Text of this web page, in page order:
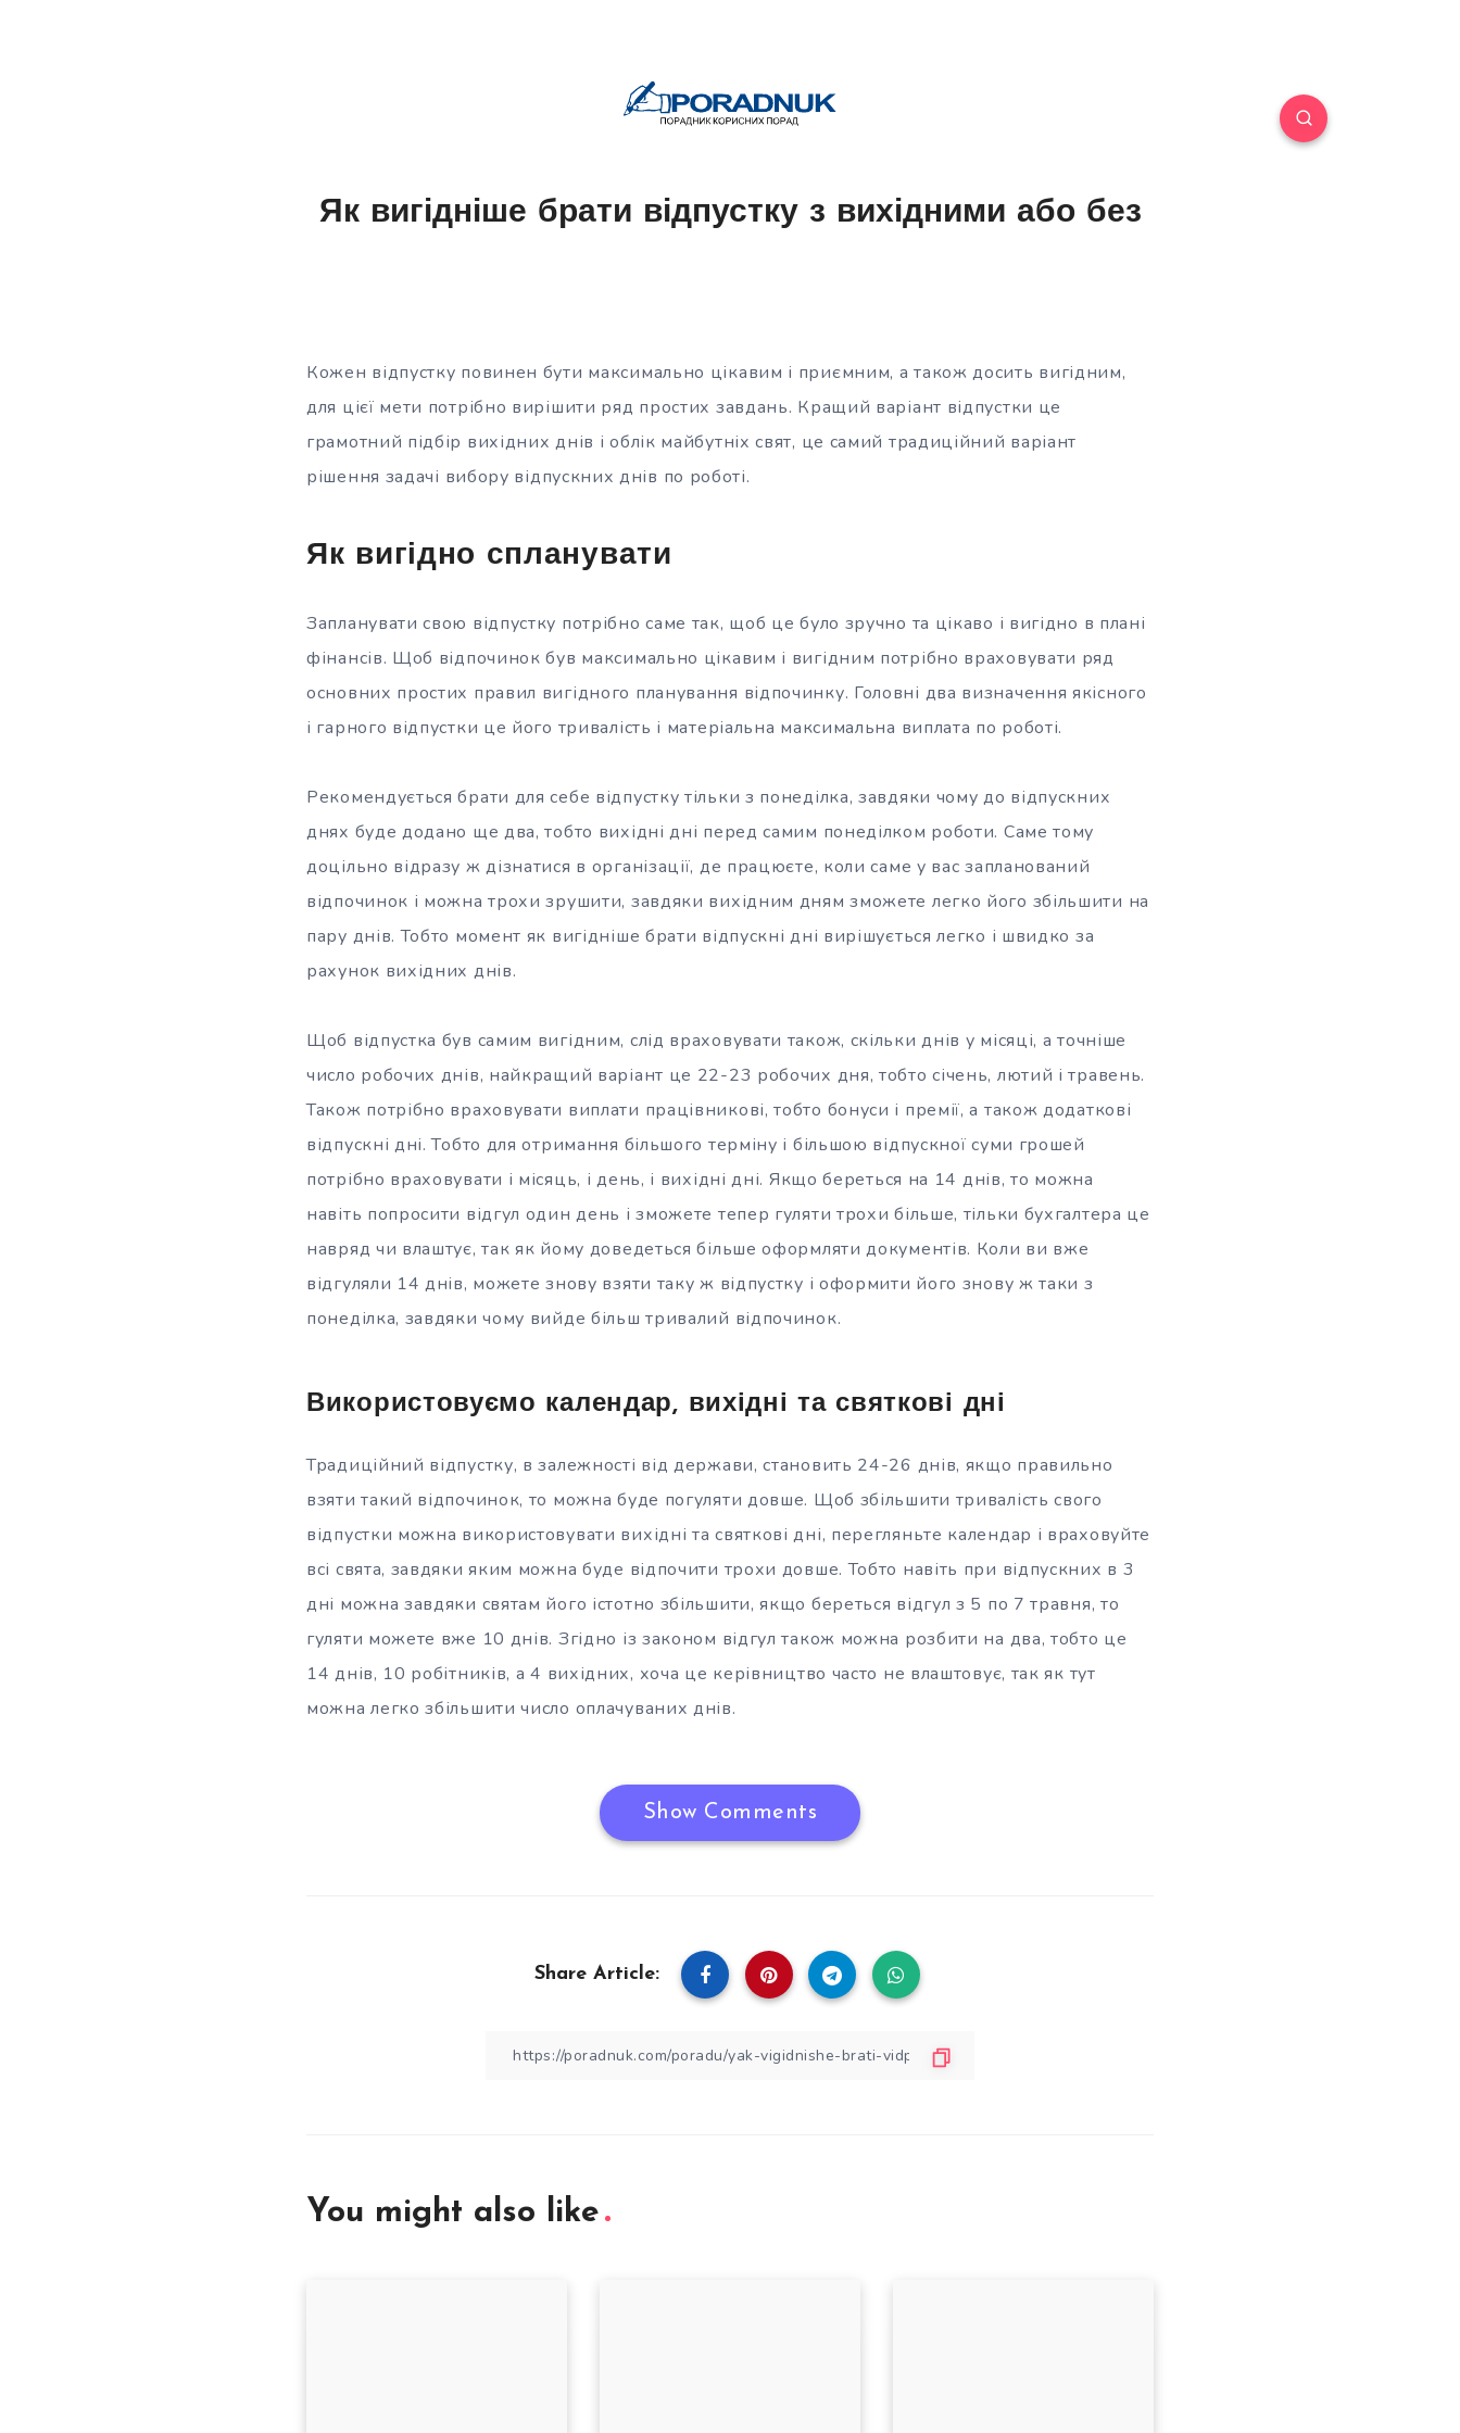
Як вигідніше брати відпустку з вихідними або без
Кожен відпустку повинен бути максимально цікавим і приємним, а також досить вигідним,
для цієї мети потрібно вирішити ряд простих завдань. Кращий варіант відпустки це
грамотний підбір вихідних днів і облік майбутніх свят, це самий традиційний варіант
рішення задачі вибору відпускних днів по роботі.
Як вигідно спланувати
Запланувати свою відпустку потрібно саме так, щоб це було зручно та цікаво і вигідно в плані
фінансів. Щоб відпочинок був максимально цікавим і вигідним потрібно враховувати ряд
основних простих правил вигідного планування відпочинку. Головні два визначення якісного
і гарного відпустки це його тривалість і матеріальна максимальна виплата по роботі.
Рекомендується брати для себе відпустку тільки з понеділка, завдяки чому до відпускних
днях буде додано ще два, тобто вихідні дні перед самим понеділком роботи. Саме тому
доцільно відразу ж дізнатися в організації, де працюєте, коли саме у вас запланований
відпочинок і можна трохи зрушити, завдяки вихідним дням зможете легко його збільшити на
пару днів. Тобто момент як вигідніше брати відпускні дні вирішується легко і швидко за
рахунок вихідних днів.
Щоб відпустка був самим вигідним, слід враховувати також, скільки днів у місяці, а точніше
число робочих днів, найкращий варіант це 22-23 робочих дня, тобто січень, лютий і травень.
Також потрібно враховувати виплати працівникові, тобто бонуси і премії, а також додаткові
відпускні дні. Тобто для отримання більшого терміну і більшою відпускної суми грошей
потрібно враховувати і місяць, і день, і вихідні дні. Якщо береться на 14 днів, то можна
навіть попросити відгул один день і зможете тепер гуляти трохи більше, тільки бухгалтера це
навряд чи влаштує, так як йому доведеться більше оформляти документів. Коли ви вже
відгуляли 14 днів, можете знову взяти таку ж відпустку і оформити його знову ж таки з
понеділка, завдяки чому вийде більш тривалий відпочинок.
Використовуємо календар, вихідні та святкові дні
Традиційний відпустку, в залежності від держави, становить 24-26 днів, якщо правильно
взяти такий відпочинок, то можна буде погуляти довше. Щоб збільшити тривалість свого
відпустки можна використовувати вихідні та святкові дні, перегляньте календар і враховуйте
всі свята, завдяки яким можна буде відпочити трохи довше. Тобто навіть при відпускних в 3
дні можна завдяки святам його істотно збільшити, якщо береться відгул з 5 по 7 травня, то
гуляти можете вже 10 днів. Згідно із законом відгул також можна розбити на два, тобто це
14 днів, 10 робітників, а 4 вихідних, хоча це керівництво часто не влаштовує, так як тут
можна легко збільшити число оплачуваних днів.
Show Comments
Share Article:
You might also like